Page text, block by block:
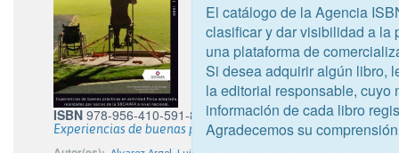
ISBN 978-956-410-591-8
Experiencias de buenas prácticas en actividad física
El catálogo de la Agencia
clasificar y dar visibilidad a la
una plataforma de
Si desea adquirir algún libro,
la editorial responsable, cuyo
información de cada libro
Agradecemos su